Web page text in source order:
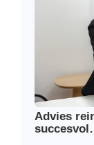
Advies